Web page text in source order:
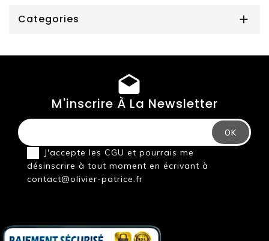
Categories 
M'inscrire À La Newsletter
J'accepte les CGU et pourrais me
désinscrire à tout moment en écrivant à
contact@olivier-patrice.fr